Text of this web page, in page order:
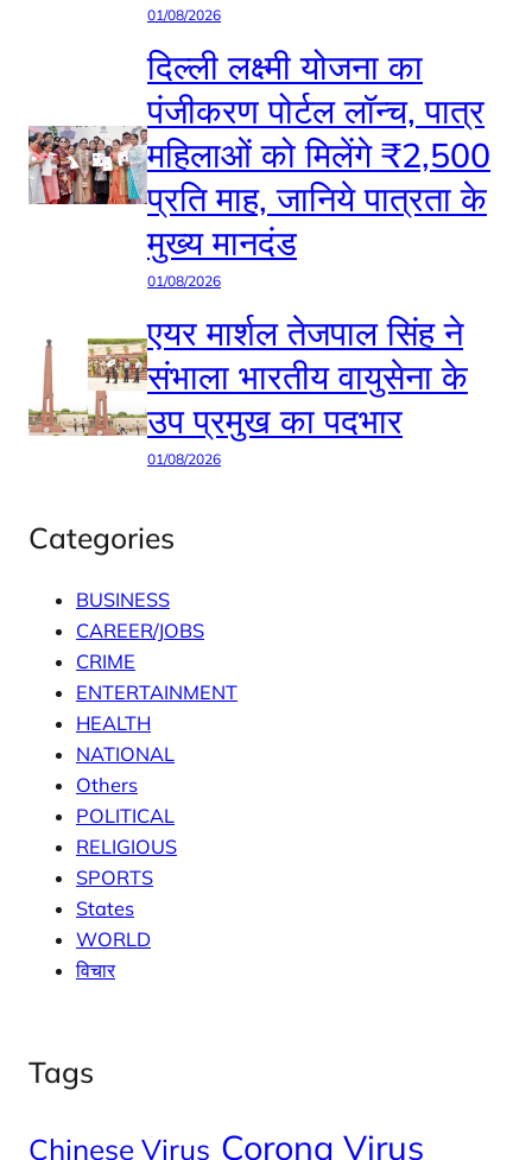
01/08/2026
दिल्ली लक्ष्मी योजना का
पंजीकरण पोर्टल लॉन्च, पात्र
महिलाओं को मिलेंगे ₹2,500
प्रति माह, जानिये पात्रता के
मुख्य मानदंड
01/08/2026
एयर मार्शल तेजपाल सिंह ने
संभाला भारतीय वायुसेना के
उप प्रमुख का पदभार
01/08/2026
Categories
BUSINESS
CAREER/JOBS
CRIME
ENTERTAINMENT
HEALTH
NATIONAL
Others
POLITICAL
RELIGIOUS
SPORTS
States
WORLD
विचार
Tags
Chinese Virus Corona Virus